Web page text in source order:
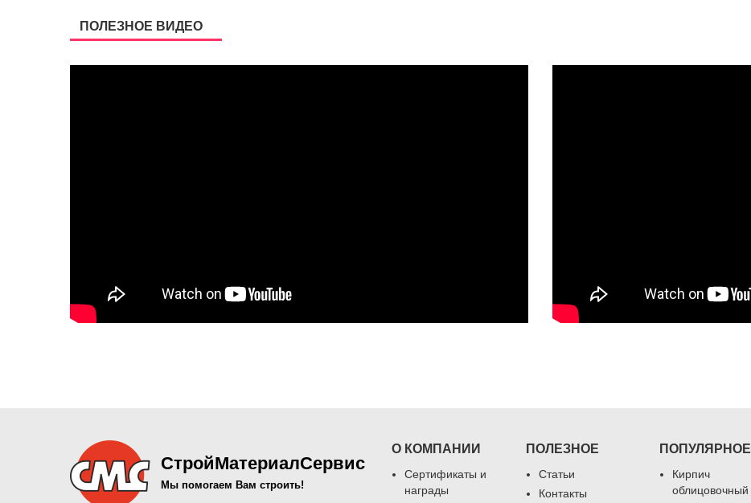
ПОЛЕЗНОЕ ВИДЕО
СтройМатериалСервис
Мы помогаем Вам строить!
О КОМПАНИИ
Сертификаты и
награды
ПОЛЕЗНОЕ
Статьи
Контакты
ПОПУЛЯРНОЕ
Кирпич
облицовочный